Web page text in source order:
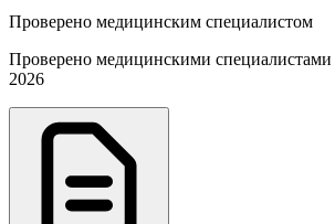
Проверено медицинским специалистом
Проверено медицинскими специалистами
2026